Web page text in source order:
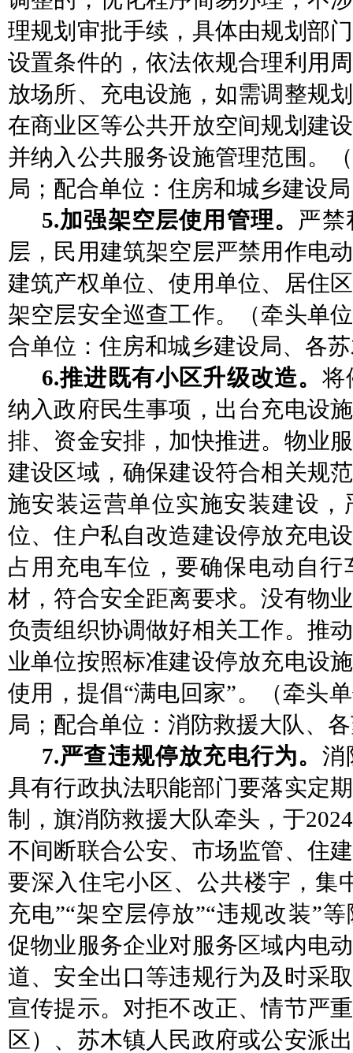
理规划审批手续，具体由规划部
设置条件的，依法依规合理利用
放场所、充电设施，如需调整规
在商业区等公共开放空间规划建
并纳入公共服务设施管理范围。
（
局； 配合单位： 住房和城乡建设局
5.加强架空层使用管理。 严禁
层，民用建筑架空层严禁用作电
建筑产权单位、使用单位、居住
架空层安全巡查工作。
（牵头单
合单位：住房和城乡建设局、各
6.推进既有小区升级改造。 将
纳入政府民生事项，出台充电设
排、资金安排，加快推进。物业
建设区域，确保建设符合相关规
施安装运营单位实施安装建设
位、住户私自改造建设停放充电
占用充电车位 ，要确保电动自
材，符合安全距离要求。没有物
负责组织协调做好相关工作。推
业单位按照标准建设停放充电设
使用，提倡“满电回家”。
（牵头
局；配合单位：消防救援大队、
7.严查违规停放充电行为。 消
具有行政执法职能部门要落实定
制，旗消防救援大队牵头，于
不间断联合公安、市场监管、住
要深入住宅小区、公共楼宇，集
充电”“架空层停放”“违规改装”
促物业服务企业对服务区域内电
道、安全出口等违规行为及时采
宣传提示。对拒不改正、情节严
区）、苏木镇人民政府或公安派